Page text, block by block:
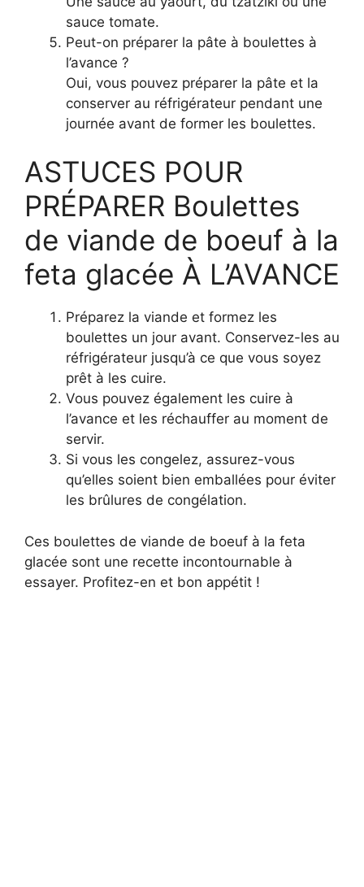
sauce tomate.
Peut-on préparer la pâte à boulettes à
l’avance ?
Oui, vous pouvez préparer la pâte et la
conserver au réfrigérateur pendant une
journée avant de former les boulettes.
ASTUCES POUR
PRÉPARER Boulettes
de viande de boeuf à la
feta glacée À L’AVANCE
Préparez la viande et formez les
boulettes un jour avant. Conservez-les au
réfrigérateur jusqu’à ce que vous soyez
prêt à les cuire.
Vous pouvez également les cuire à
l’avance et les réchauffer au moment de
servir.
Si vous les congelez, assurez-vous
qu’elles soient bien emballées pour éviter
les brûlures de congélation.
Ces boulettes de viande de boeuf à la feta
glacée sont une recette incontournable à
essayer. Profitez-en et bon appétit !